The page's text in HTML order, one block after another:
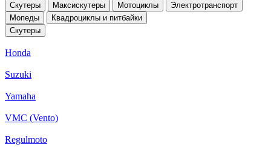
Скутеры Максискутеры Мотоциклы
Электротранспорт
Мопеды
Квадроциклы и питбайки
Скутеры
Honda
Suzuki
Yamaha
VMC (Vento)
Regulmoto